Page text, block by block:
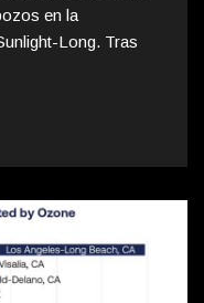
en la
Long. Tras